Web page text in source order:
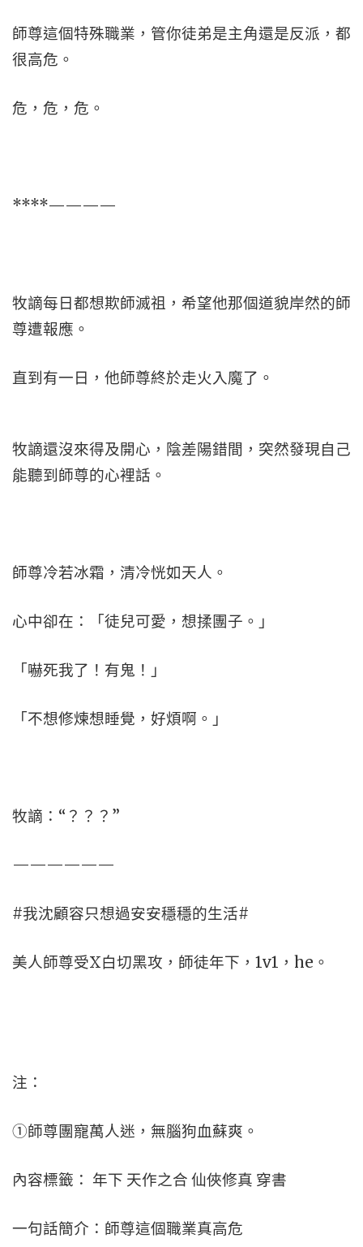
師尊這個特殊職業，管你徒弟是主角還是反派，都
很高危。
危，危，危。
****————
牧謫每日都想欺師滅祖，希望他那個道貌岸然的師
尊遭報應。
直到有一日，他師尊終於走火入魔了。
牧謫還沒來得及開心，陰差陽錯間，突然發現自己
能聽到師尊的心裡話。
師尊冷若冰霜，清冷恍如天人。
心中卻在：「徒兒可愛，想揉團子。」
「嚇死我了！有鬼！」
「不想修煉想睡覺，好煩啊。」
牧謫：“？？？”
——————
#我沈顧容只想過安安穩穩的生活#
美人師尊受X白切黑攻，師徒年下，1v1，he。
注：
①師尊團寵萬人迷，無腦狗血蘇爽。
內容標籤： 年下 天作之合 仙俠修真 穿書
一句話簡介：師尊這個職業真高危